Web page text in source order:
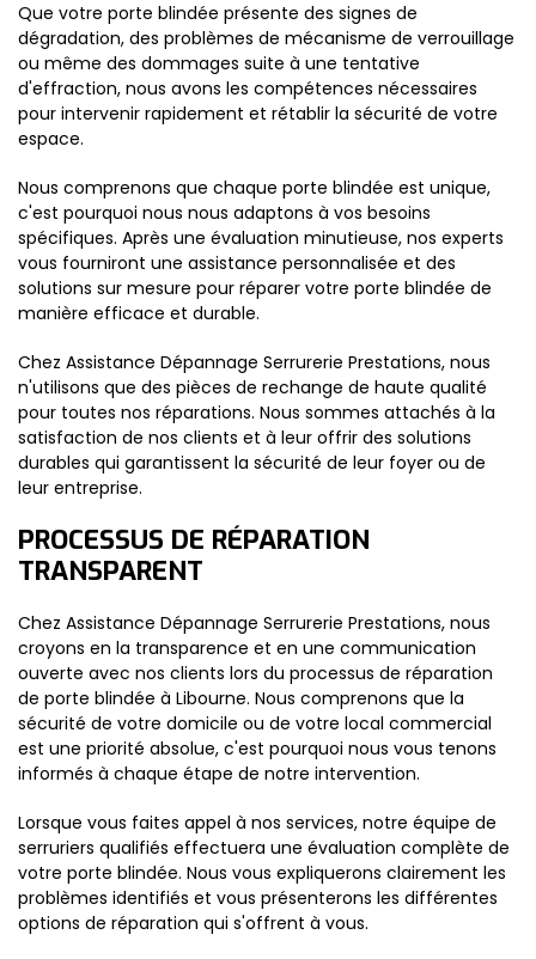
Que votre porte blindée présente des signes de
dégradation, des problèmes de mécanisme de verrouillage
ou même des dommages suite à une tentative
d'effraction, nous avons les compétences nécessaires
pour intervenir rapidement et rétablir la sécurité de votre
espace.
Nous comprenons que chaque porte blindée est unique,
c'est pourquoi nous nous adaptons à vos besoins
spécifiques. Après une évaluation minutieuse, nos experts
vous fourniront une assistance personnalisée et des
solutions sur mesure pour réparer votre porte blindée de
manière efficace et durable.
Chez Assistance Dépannage Serrurerie Prestations, nous
n'utilisons que des pièces de rechange de haute qualité
pour toutes nos réparations. Nous sommes attachés à la
satisfaction de nos clients et à leur offrir des solutions
durables qui garantissent la sécurité de leur foyer ou de
leur entreprise.
PROCESSUS DE RÉPARATION
TRANSPARENT
Chez Assistance Dépannage Serrurerie Prestations, nous
croyons en la transparence et en une communication
ouverte avec nos clients lors du processus de réparation
de porte blindée à Libourne. Nous comprenons que la
sécurité de votre domicile ou de votre local commercial
est une priorité absolue, c'est pourquoi nous vous tenons
informés à chaque étape de notre intervention.
Lorsque vous faites appel à nos services, notre équipe de
serruriers qualifiés effectuera une évaluation complète de
votre porte blindée. Nous vous expliquerons clairement les
problèmes identifiés et vous présenterons les différentes
options de réparation qui s'offrent à vous.